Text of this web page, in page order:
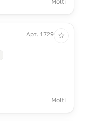
Molti
Арт. 17294.10
Molti
☆